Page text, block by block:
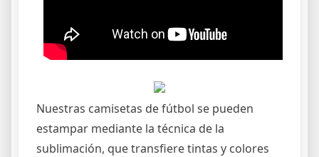
Nuestras camisetas de fútbol se pueden
estampar mediante la técnica de la
sublimación, que transfiere tintas y colores